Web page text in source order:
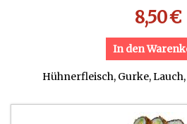
8,50€
In den
Hühnerfleisch, Gurke,